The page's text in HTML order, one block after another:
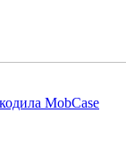
MobCase